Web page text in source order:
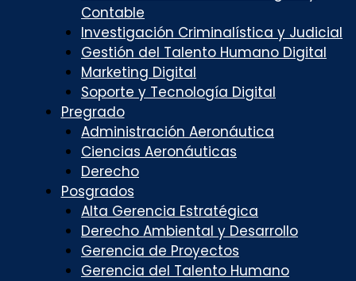
Contable
Investigación Criminalística y Judicial
Gestión del Talento Humano Digital
Marketing Digital
Soporte y Tecnología Digital
Pregrado
Administración Aeronáutica
Ciencias Aeronáuticas
Derecho
Posgrados
Alta Gerencia Estratégica
Derecho Ambiental y Desarrollo
Gerencia de Proyectos
Gerencia del Talento Humano